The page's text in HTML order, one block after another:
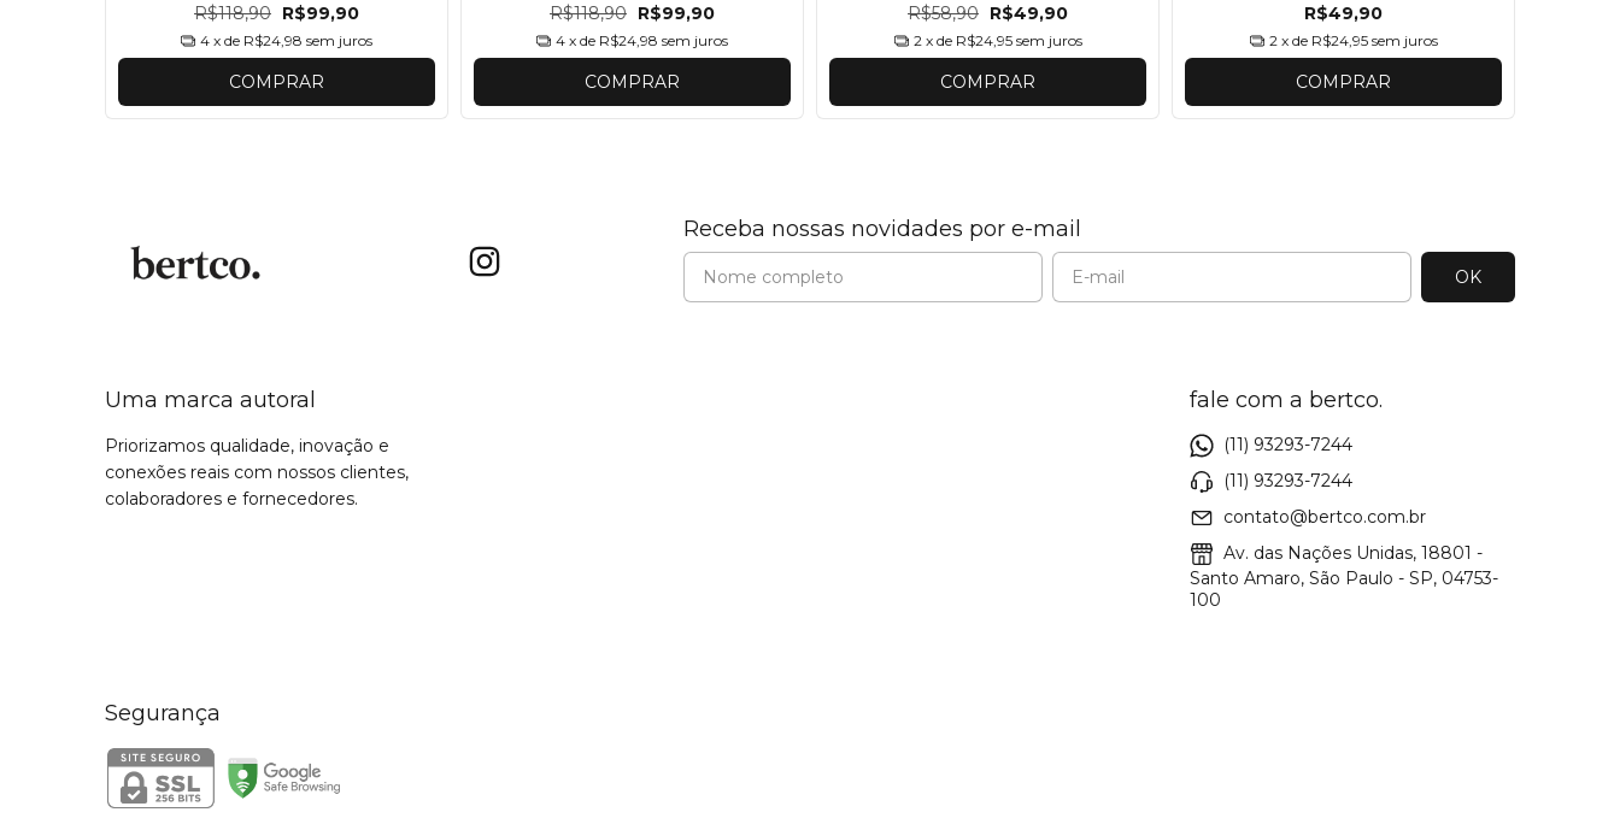
R$118,90 R$99,90
4 x de R$24,98 sem juros
COMPRAR
R$118,90 R$99,90
4 x de R$24,98 sem juros
COMPRAR
R$58,90 R$49,90
2 x de R$24,95 sem juros
COMPRAR
R$49,90
2 x de R$24,95 sem juros
COMPRAR
Receba nossas novidades por e-mail
Uma marca autoral
Priorizamos qualidade, inovação e
conexões reais com nossos clientes,
colaboradores e fornecedores.
fale com a bertco.
(11) 93293-7244
(11) 93293-7244
contato@bertco.com.br
Av. das Nações Unidas, 18801 -
Santo Amaro, São Paulo - SP, 04753-
100
Segurança